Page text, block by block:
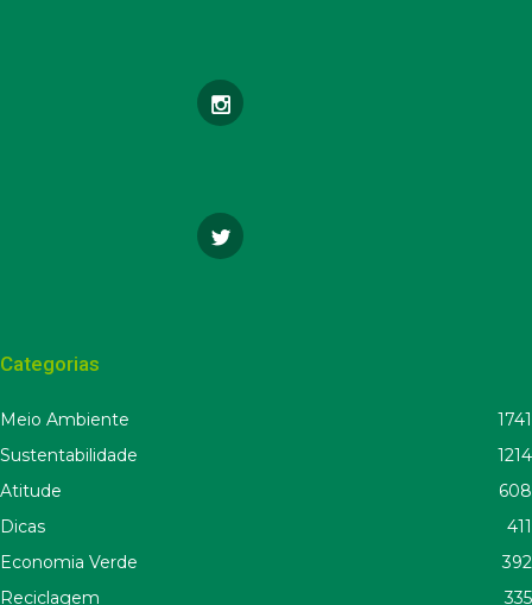
Categorias
Meio Ambiente
1741
Sustentabilidade
1214
Atitude
608
Dicas
411
Economia Verde
392
Reciclagem
335